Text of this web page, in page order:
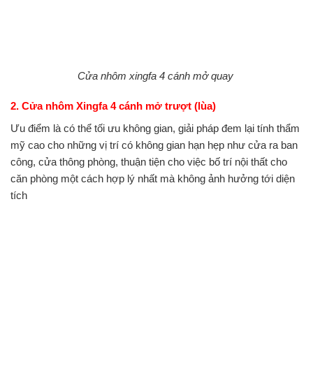
Cửa nhôm xingfa 4 cánh mở quay
2. Cửa nhôm Xingfa 4 cánh mở trượt (lùa)
Ưu điểm là có thể tối ưu không gian, giải pháp đem lại tính thẩm
mỹ cao cho những vị trí có không gian hạn hẹp như cửa ra ban
công, cửa thông phòng, thuận tiện cho việc bố trí nội thất cho
căn phòng một cách hợp lý nhất mà không ảnh hưởng tới diện
tích